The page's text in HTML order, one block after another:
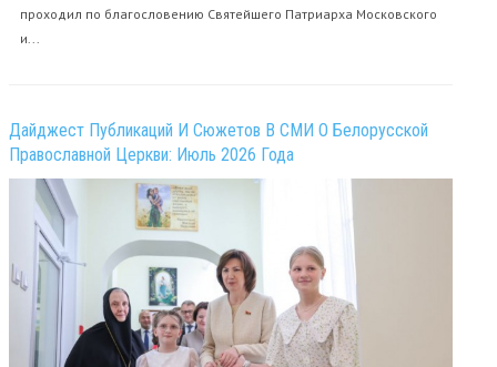
проходил по благословению Святейшего Патриарха Московского
и...
Дайджест Публикаций И Сюжетов В СМИ О Белорусской
Православной Церкви: Июль 2026 Года